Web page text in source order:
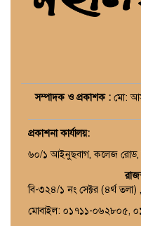
সম্পাদক ও প্রকাশক : মো:
প্রকাশনা কার্যালয়:
৬০/১ আইনুছবাগ, কলেজ রোড,
বি-৩২৪/১ নং সেক্টর (৪র্থ
মোবাইল: ০১৭১১-০৬২৮০৫,